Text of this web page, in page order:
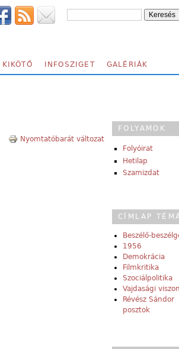
KIKÖTŐ INFOSZIGET GALÉRIÁK
Nyomtatóbarát változat
FOLYAMOK
Folyóirat
Hetilap
Szamizdat
CÍMLAP
Beszélő-
1956
Demokrácia
Filmkritika
Szociálpolitika
Vajdasági
Révész Sándor
posztok